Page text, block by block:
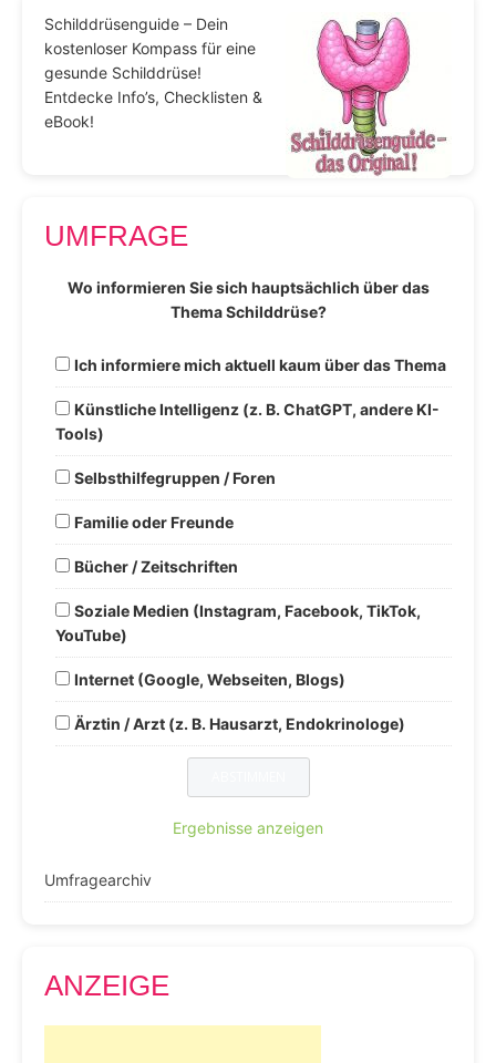
Schilddrüsenguide – Dein
kostenloser Kompass für eine
gesunde Schilddrüse!
Entdecke Info’s, Checklisten &
eBook!
UMFRAGE
Wo informieren Sie sich hauptsächlich über das
Thema Schilddrüse?
Ich informiere mich aktuell kaum über das Thema
Künstliche Intelligenz (z. B. ChatGPT, andere KI-
Tools)
Selbsthilfegruppen / Foren
Familie oder Freunde
Bücher / Zeitschriften
Soziale Medien (Instagram, Facebook, TikTok,
YouTube)
Internet (Google, Webseiten, Blogs)
Ärztin / Arzt (z. B. Hausarzt, Endokrinologe)
Ergebnisse anzeigen
Umfragearchiv
ANZEIGE